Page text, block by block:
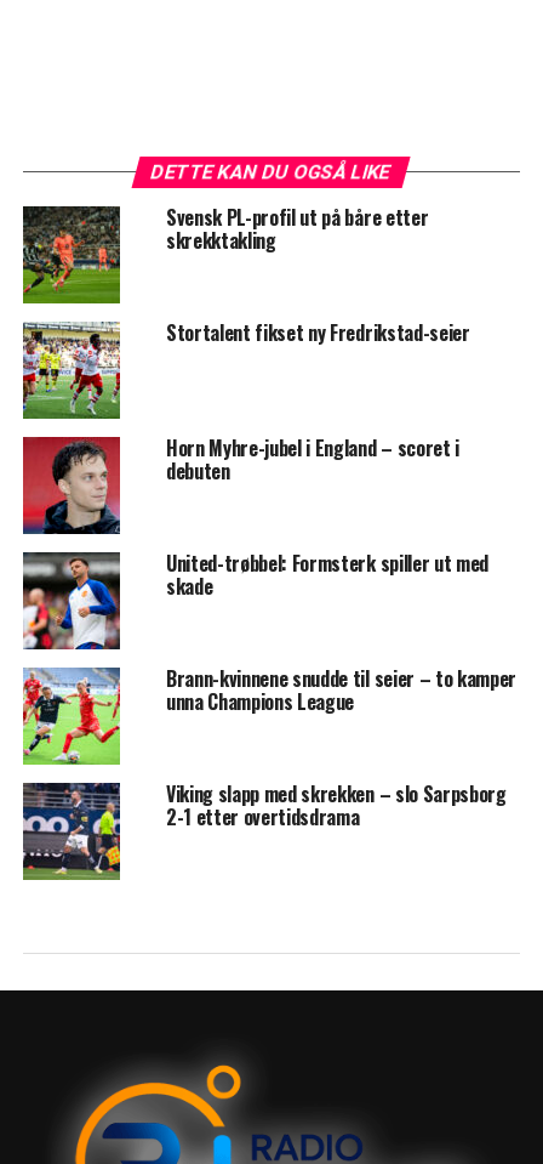
DETTE KAN DU OGSÅ LIKE
Svensk PL-profil ut på båre etter
skrekktakling
Stortalent fikset ny Fredrikstad-seier
Horn Myhre-jubel i England – scoret i
debuten
United-trøbbel: Formsterk spiller ut med
skade
Brann-kvinnene snudde til seier – to kamper
unna Champions League
Viking slapp med skrekken – slo Sarpsborg
2-1 etter overtidsdrama